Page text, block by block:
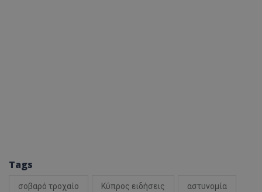
Tags
σοβαρό τροχαίο Κύπρος ειδήσεις αστυνομία